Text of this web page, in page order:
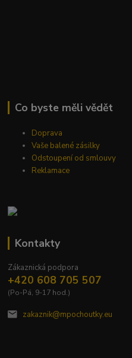
Co byste měli vědět
Doprava
Vaše balené zásilky
Odstoupení od smlouvy
Reklamace
Kontakty
Zákaznická podpora
+420 608 705 507
(Po-Pá, 9-17 hod.)
zakaznik@mpochoutky.eu